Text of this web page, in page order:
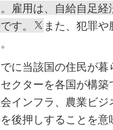
雇用は、自給自足経
す。
また、犯罪
に当該国の住民が暮
クターを各国が構築
インフラ、農業ビジ
後押しすることを意